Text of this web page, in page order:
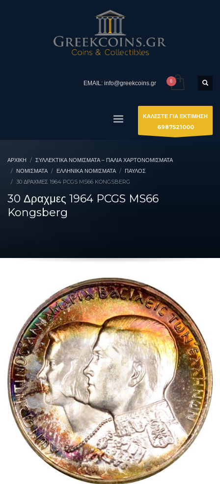
EMAIL: info@greekcoins.gr
ΚΑΛΕΣΤΕ ΓΙΑ ΕΚΤΙΜΗΣΗ
6987521000
ΑΡΧΙΚΉ
ΣΥΛΛΕΚΤΙΚΆ ΝΟΜΊΣΜΑΤΑ – ΠΑΛΙΆ ΧΑΡΤΟΝΟΜΊΣΜΑΤΑ
ΝΟΜΙΣΜΑΤΑ
ΕΛΛΗΝΙΚΆ ΝΟΜΊΣΜΑΤΑ
ΠΑΎΛΟΣ
30 ΔΡΑΧΜΕΣ 1964 PCGS MS66 KONGSBERG
30 Δραχμες 1964 PCGS MS66
Kongsberg